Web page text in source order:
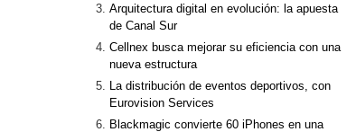
Arquitectura digital en evolución: la apuesta
de Canal Sur
Cellnex busca mejorar su eficiencia con una
nueva estructura
La distribución de eventos deportivos, con
Eurovision Services
Blackmagic convierte 60 iPhones en una